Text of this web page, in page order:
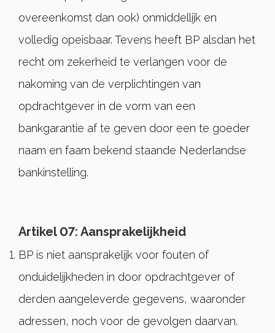
overeenkomst dan ook) onmiddellijk en
volledig opeisbaar. Tevens heeft BP alsdan het
recht om zekerheid te verlangen voor de
nakoming van de verplichtingen van
opdrachtgever in de vorm van een
bankgarantie af te geven door een te goeder
naam en faam bekend staande Nederlandse
bankinstelling.
Artikel 07: Aansprakelijkheid
BP is niet aansprakelijk voor fouten of
onduidelijkheden in door opdrachtgever of
derden aangeleverde gegevens, waaronder
adressen, noch voor de gevolgen daarvan.